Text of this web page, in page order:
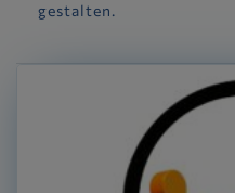
gestalten.